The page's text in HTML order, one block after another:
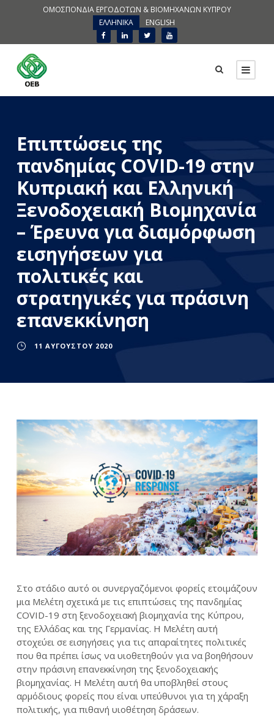
ΟΜΟΣΠΟΝΔΙΑ ΕΡΓΟΔΟΤΩΝ & ΒΙΟΜΗΧΑΝΩΝ ΚΥΠΡΟΥ
ΕΛΛΗΝΙΚΑ
ENGLISH
Επιπτώσεις της
πανδημίας COVID-19 στην
Κυπριακή και Ελληνική
Ξενοδοχειακή Βιομηχανία
– Έρευνα για διαμόρφωση
εισηγήσεων για
πολιτικές και
στρατηγικές για πράσινη
επανεκκίνηση
11 ΑΥΓΟΎΣΤΟΥ 2020
Στο στάδιο αυτό οι συνεργαζόμενοι φορείς ετοιμάζουν
μια Μελέτη σχετικά με τις επιπτώσεις της πανδημίας
COVID-19 στη ξενοδοχειακή βιομηχανία της Κύπρου,
της Ελλάδας και της Γερμανίας. Η Μελέτη αυτή
στοχεύει σε εισηγήσεις για τις απαραίτητες πολιτικές
που θα πρέπει ίσως να υιοθετηθούν για να βοηθήσουν
στην πράσινη επανεκκίνηση της ξενοδοχειακής
βιομηχανίας. Η Μελέτη αυτή θα υποβληθεί στους
αρμόδιους φορείς που είναι υπεύθυνοι για τη χάραξη
πολιτικής, για πιθανή υιοθέτηση δράσεων.